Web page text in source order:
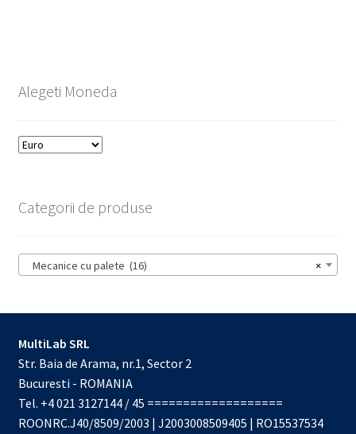
Alegeti Moneda
Categorii de produse
×
Mecanice cu palete (16)
MultiLab SRL
Str. Baia de Arama, nr.1, Sector 2
Bucuresti - ROMANIA
Tel. +4 021 3127144 / 45 ===================
ROONRC.J40/8509/2003 | J2003008509405 | RO15537534